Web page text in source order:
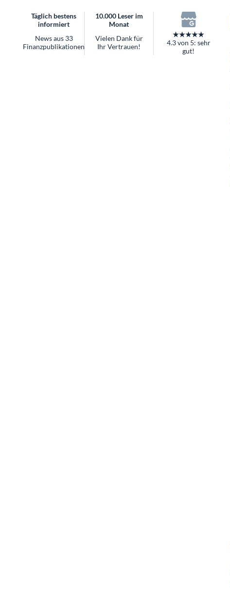
Worauf Sie bei ETFs achten sollten
Täglich bestens
informiert
News aus 33
Finanzpublikationen
10.000 Leser im
Monat
Vielen Dank für
Ihr Vertrauen!
★★★★★
4.3 von 5: sehr
gut!